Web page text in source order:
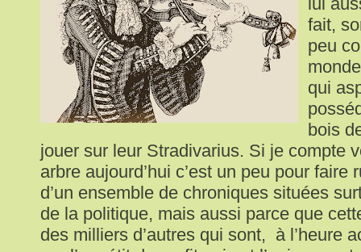
fait,
peu
qui
bois
jouer sur leur Stradivarius. Si je compte
arbre aujourd’hui c’est un peu pour faire
d’un ensemble de chroniques situées
de la politique, mais aussi parce que
des milliers d’autres qui sont, à l’heure